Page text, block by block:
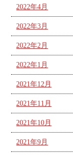
2022年4月
2022年3月
2022年2月
2022年1月
2021年12月
2021年11月
2021年10月
2021年9月